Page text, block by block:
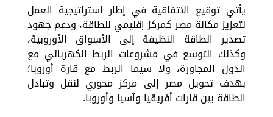
يأتي توقيع الاتفاقية في إطار استراتيجية العمل
لتعزيز مكانة مصر كمركز إقليمي للطاقة، ودعم جهود
تصدير الطاقة النظيفة إلى الأسواق الأوروبية،
وكذلك التوسع في مشروعات الربط الكهربائي مع
الدول المجاورة، ولا سيما الربط مع قارة أوروبا؛
بهدف تحويل مصر إلى مركز محوري لنقل وتبادل
الطاقة بين قارات أفريقيا وآسيا وأوروبا.